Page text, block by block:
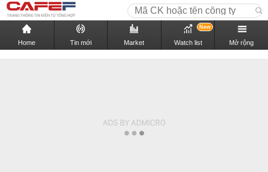
Home Tin mới Market Watch list
New
Mở rộng